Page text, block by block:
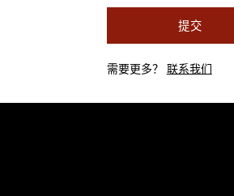
提交
需要更多？ 联系我们